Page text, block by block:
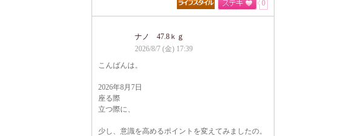
0
ナノ 47.8ｋｇ
2026/8/7 (金) 17:39
こんばんは。
2026年8月7日
座る際
立つ際に、
少し、意識を高めるポイントを変えてみましたの。